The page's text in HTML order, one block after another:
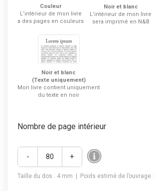
Couleur
L’intérieur de mon livre
a des pages en couleurs
Noir et blanc
L’intérieur de mon livre
sera imprimé en N&B
Noir et blanc
(Texte uniquement)
Mon livre contient uniquement
du texte en noir
Nombre de page intérieur
- +
Taille du dos : 4 mm | Poids estimé de l’ouvrage :